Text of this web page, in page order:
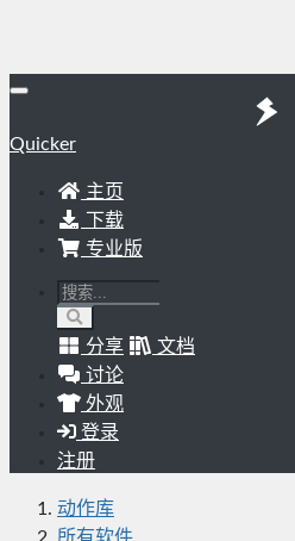
Quicker
主页
下载
专业版
分享
文档
讨论
外观
登录
注册
动作库